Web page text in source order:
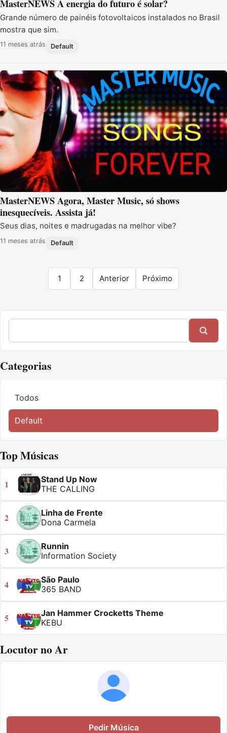
MasterNEWS A energia do futuro é solar?
Grande número de painéis fotovoltaicos instalados no Brasil
mostra que sim.
11 meses atrás Default
MasterNEWS Agora, Master Music, só shows
inesquecíveis. Assista já!
Seus dias, noites e madrugadas na melhor vibe?
11 meses atrás Default
1 2 Anterior Próximo
Categorias
Todos
Default
Top Músicas
1
Stand Up Now
THE CALLING
2
Linha de Frente
Dona Carmela
3
Runnin
Information Society
4
São Paulo
365 BAND
5
Jan Hammer Crocketts Theme
KEBU
Locutor no Ar
Pedir Música